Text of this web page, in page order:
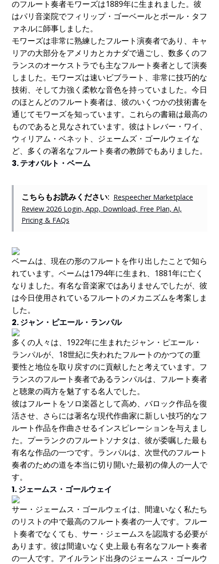
のフルート奏者モワーズは1889年に生まれました。彼
はパリ音楽院でフィリップ・ゴーベールとポール・タフ
ァネルに師事しました。
モワーズは非常に熟練したフルート演奏者であり、キャ
リアの大部分をアメリカとカナダで過ごし、数多くのフ
ランスのオーケストラでも主なフルート奏者として演奏
しました。モワーズは速いビブラート、非常に技巧的な
技術、そして力強く柔軟な音色を持っていました。今日
のほとんどのフルート奏者は、彼のいくつかの技術書を
通じてモワーズを知っています。これらの書籍は最高の
ものであると見なされています。彼はトレバー・ワイ、
ウィリアム・ベネット、ジェームズ・ゴールウェイな
ど、多くの著名なフルート奏者の教師でもありました。
3. テオバルト・ベーム
こちらもお読みください: Respeecher Marketplace
Review 2026 Login, App, Download, Free Plan, AI,
Pricing & FAQs
ベームは、現在の形のフルートを作り出したことで知ら
れています。ベームは1794年に生まれ、1881年に亡く
なりました。有名な音楽家ではありませんでしたが、彼
は今日使用されているフルートのメカニズムを考案しま
した。
2. ジャン・ピエール・ランパル
多くの人々は、1922年に生まれたジャン・ピエール・
ランパルが、18世紀に失われたフルートのかつての重
要性と地位を取り戻すのに貢献したと考えています。フ
ランスのフルート奏者であるランパルは、フルート奏者
と聴衆の両方を魅了する名人でした。
彼はフルートをソロ楽器として高め、バロック作品を復
活させ、さらには著名な現代作曲家に新しい技巧的なフ
ルート作品を作曲させるインスピレーションを与えまし
た。プーランクのフルートソナタは、彼が委嘱した最も
有名な作品の一つです。ランパルは、次世代のフルート
奏者のための道を本当に切り開いた最初の偉人の一人で
す。
1. ジェームス・ゴールウェイ
サー・ジェームス・ゴールウェイは、間違いなく私たち
のリストの中で最高のフルート奏者の一人です。フルー
ト奏者でなくても、サー・ジェームスを認識する必要が
あります。彼は間違いなく史上最も有名なフルート奏者
の一人です。アイルランド出身のジェームス・ゴールウ